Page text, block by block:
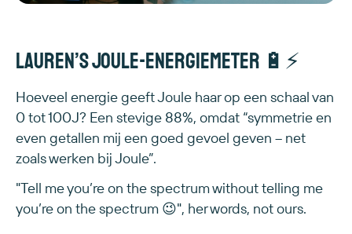
Lauren’s Joule-energiemeter 🔋⚡
Hoeveel energie geeft Joule haar op een schaal van
0 tot 100J? Een stevige 88%, omdat “symmetrie en
even getallen mij een goed gevoel geven – net
zoals werken bij Joule”.
"Tell me you’re on the spectrum without telling me
you’re on the spectrum 😉", her words, not ours.